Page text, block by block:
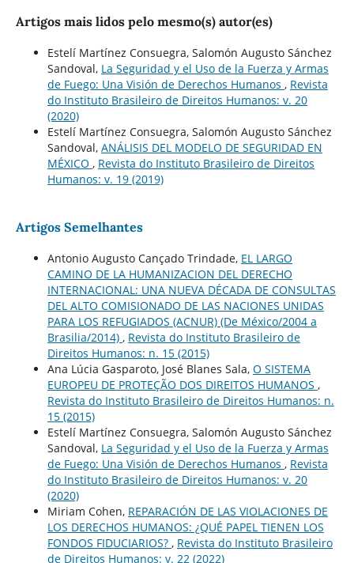
Artigos mais lidos pelo mesmo(s) autor(es)
Estelí Martínez Consuegra, Salomón Augusto Sánchez
Sandoval, La Seguridad y el Uso de la Fuerza y Armas
de Fuego: Una Visión de Derechos Humanos , Revista
do Instituto Brasileiro de Direitos Humanos: v. 20
(2020)
Estelí Martínez Consuegra, Salomón Augusto Sánchez
Sandoval, ANÁLISIS DEL MODELO DE SEGURIDAD EN
MÉXICO , Revista do Instituto Brasileiro de Direitos
Humanos: v. 19 (2019)
Artigos Semelhantes
Antonio Augusto Cançado Trindade, EL LARGO
CAMINO DE LA HUMANIZACION DEL DERECHO
INTERNACIONAL: UNA NUEVA DÉCADA DE CONSULTAS
DEL ALTO COMISIONADO DE LAS NACIONES UNIDAS
PARA LOS REFUGIADOS (ACNUR) (De México/2004 a
Brasilia/2014) , Revista do Instituto Brasileiro de
Direitos Humanos: n. 15 (2015)
Ana Lúcia Gasparoto, José Blanes Sala, O SISTEMA
EUROPEU DE PROTEÇÃO DOS DIREITOS HUMANOS ,
Revista do Instituto Brasileiro de Direitos Humanos: n.
15 (2015)
Estelí Martínez Consuegra, Salomón Augusto Sánchez
Sandoval, La Seguridad y el Uso de la Fuerza y Armas
de Fuego: Una Visión de Derechos Humanos , Revista
do Instituto Brasileiro de Direitos Humanos: v. 20
(2020)
Miriam Cohen, REPARACIÓN DE LAS VIOLACIONES DE
LOS DERECHOS HUMANOS: ¿QUÉ PAPEL TIENEN LOS
FONDOS FIDUCIARIOS? , Revista do Instituto Brasileiro
de Direitos Humanos: v. 22 (2022)